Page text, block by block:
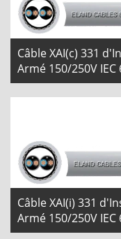
Câble XAI(c) 331
Armé 150/250V IEC
Câble XAI(i) 331
Armé 150/250V IEC